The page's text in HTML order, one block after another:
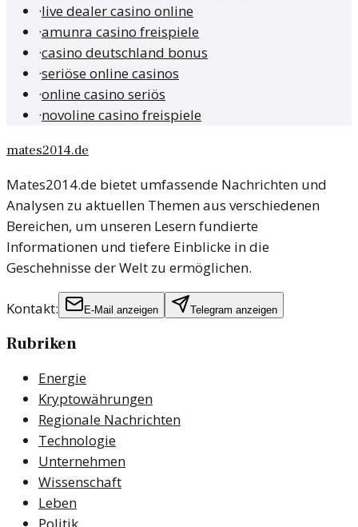
·live dealer casino online
·amunra casino freispiele
·casino deutschland bonus
·seriöse online casinos
·online casino seriös
·novoline casino freispiele
mates2014.de
Mates2014.de bietet umfassende Nachrichten und
Analysen zu aktuellen Themen aus verschiedenen
Bereichen, um unseren Lesern fundierte
Informationen und tiefere Einblicke in die
Geschehnisse der Welt zu ermöglichen.
Kontakt: E-Mail anzeigen Telegram anzeigen
Rubriken
Energie
Kryptowährungen
Regionale Nachrichten
Technologie
Unternehmen
Wissenschaft
Leben